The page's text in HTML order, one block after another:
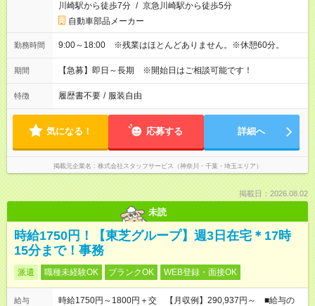
川崎駅から徒歩7分 / 京急川崎駅から徒歩5分
自動車部品メーカー
勤務時間 9:00～18:00 ※残業はほとんどありません。※休憩60分。
期間 【急募】即日～長期 ※開始日はご相談可能です！
特徴 履歴書不要 / 服装自由
気になる！ 応募する 詳細へ
掲載元企業名 株式会社スタッフサービス（神奈川・千葉・埼玉エリア）
掲載日：2026.08.02
未読
時給1750円！【東芝グループ】週3日在宅＊17時
15分まで！事務
派遣 職種未経験OK ブランクOK WEB登録・面接OK
給与
時給1750円～1800円＋交 【月収例】290,937円～ ■給与の